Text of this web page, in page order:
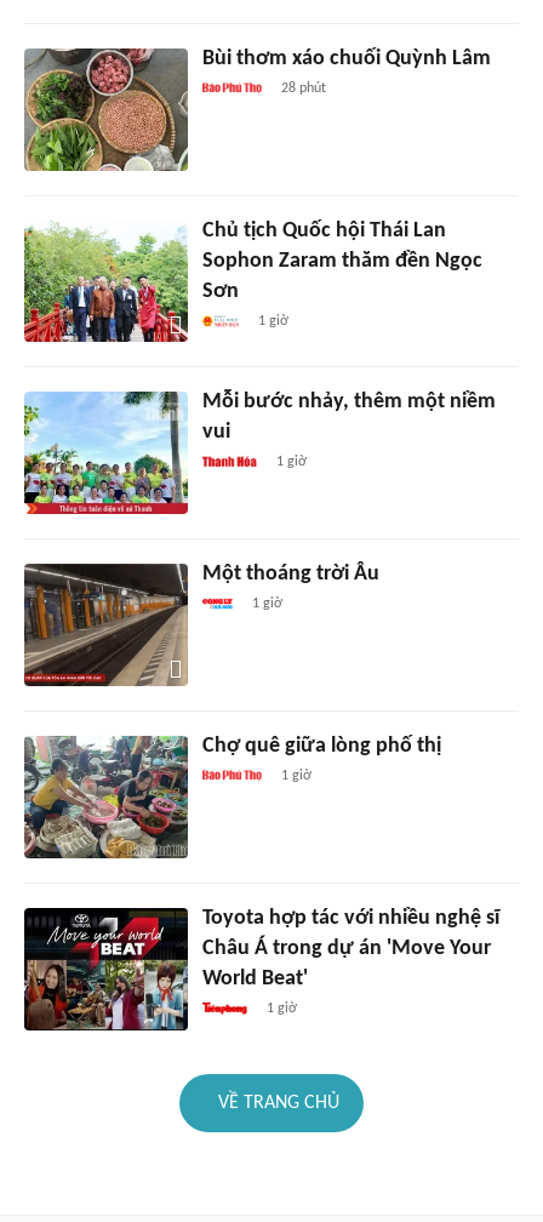
Bùi thơm xáo chuối Quỳnh Lâm
28 phút
Chủ tịch Quốc hội Thái Lan
Sophon Zaram thăm đền Ngọc
Sơn
1 giờ
Mỗi bước nhảy, thêm một niềm
vui
1 giờ
Một thoáng trời Âu
1 giờ
Chợ quê giữa lòng phố thị
1 giờ
Toyota hợp tác với nhiều nghệ sĩ
Châu Á trong dự án 'Move Your
World Beat'
1 giờ
VỀ TRANG CHỦ